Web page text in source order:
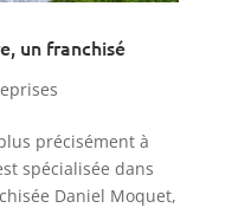
un franchisé
précisément à
spécialisée dans
Daniel Moquet,